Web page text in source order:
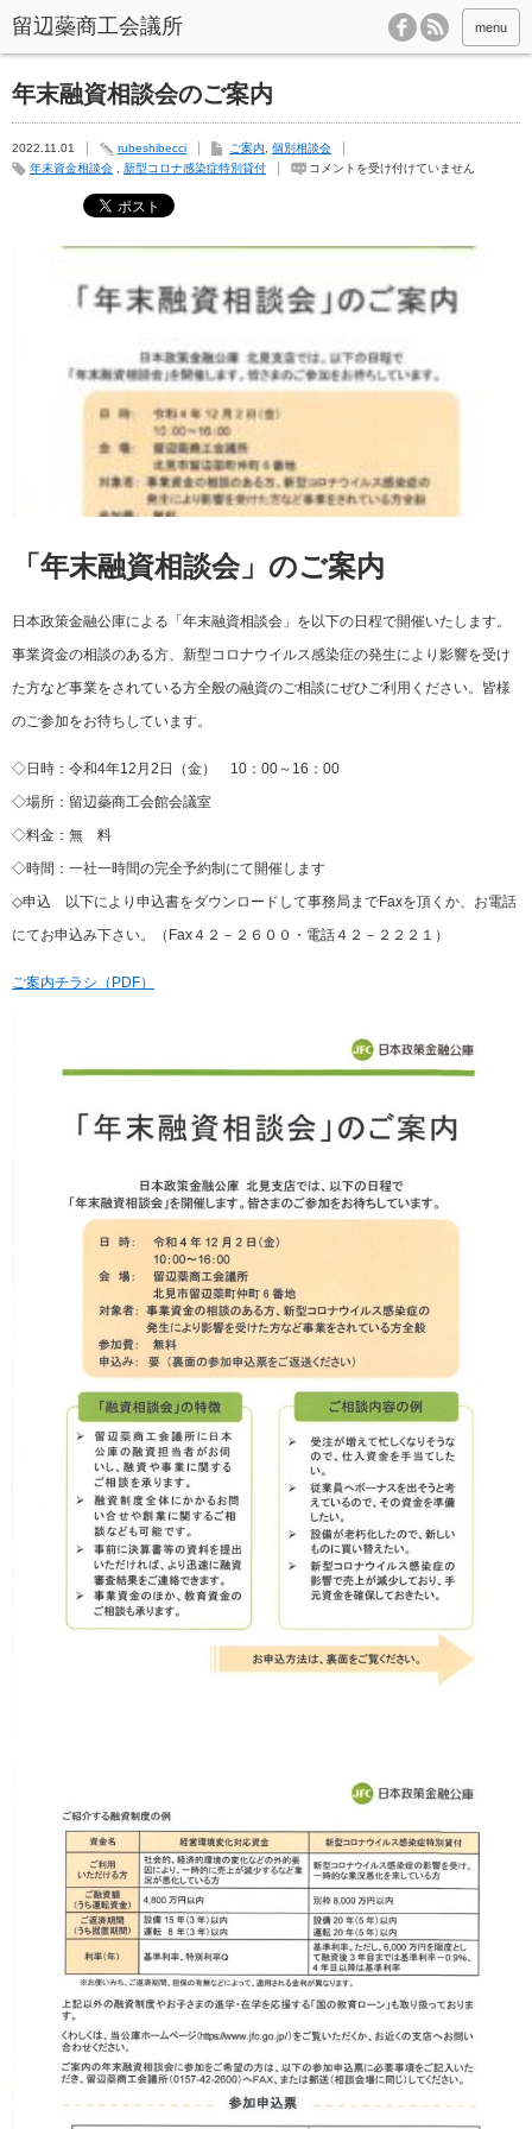
menu
年末融資相談会のご案内
2022.11.01 rubeshibecci ご案内
個別相談会
年末資金相談会
新型コロナ感染症特別貸付
年
会
案
内
コメントを受け付けていません
「年末融資相談会」のご案内
日本政策金融公庫による「年末融資相談会」を以下の日程で開催いたします。
事業資金の相談のある方、新型コロナウイルス感染症の発生により影響を受け
た方など事業をされている方全般の融資のご相談にぜひご利用ください。皆様
のご参加をお待ちしています。
◇日時：令和4年12月2日（金） 10：00～16：00
◇場所：留辺蘂商工会館会議室
◇料金：無 料
◇時間：一社一時間の完全予約制にて開催します
◇申込 以下により申込書をダウンロードして事務局までFaxを頂くか、お電話
にてお申込み下さい。（Fax４２－２６００・電話４２－２２２１）
ご案内チラシ（PDF）